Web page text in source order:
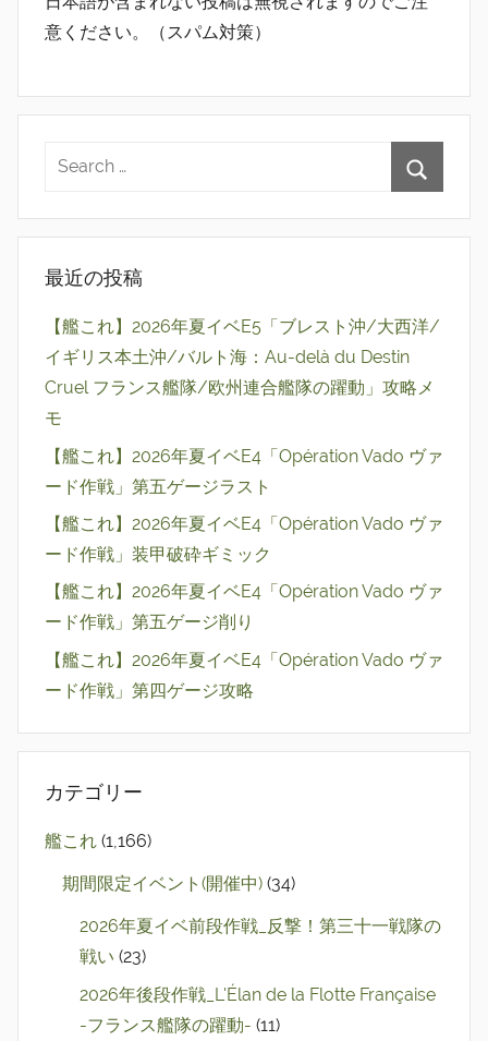
意ください。（スパム対策）
最近の投稿
【艦これ】2026年夏イベE5「ブレスト沖/大西洋/
イギリス本土沖/バルト海：Au-delà du Destin
Cruel フランス艦隊/欧州連合艦隊の躍動」攻略メ
モ
【艦これ】2026年夏イベE4「Opération Vado ヴァ
ード作戦」第五ゲージラスト
【艦これ】2026年夏イベE4「Opération Vado ヴァ
ード作戦」装甲破砕ギミック
【艦これ】2026年夏イベE4「Opération Vado ヴァ
ード作戦」第五ゲージ削り
【艦これ】2026年夏イベE4「Opération Vado ヴァ
ード作戦」第四ゲージ攻略
カテゴリー
艦これ (1,166)
期間限定イベント(開催中) (34)
2026年夏イベ前段作戦_反撃！第三十一戦隊の
戦い (23)
2026年後段作戦_L'Élan de la Flotte Française
-フランス艦隊の躍動- (11)